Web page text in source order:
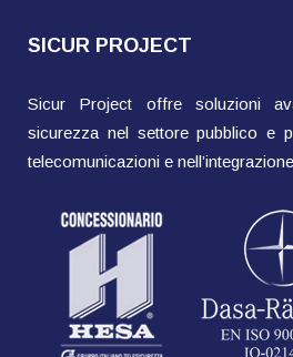
SICUR PROJECT
Sicur Project offre soluzioni
sicurezza nel settore pubblico e
telecomunicazioni e